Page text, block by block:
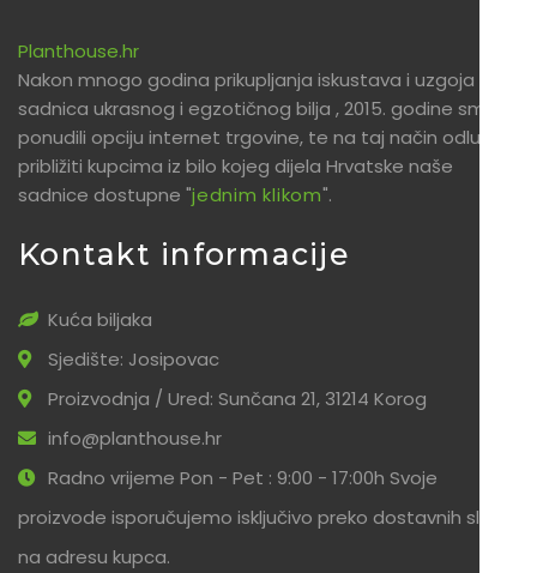
Planthouse.hr
Nakon mnogo godina prikupljanja iskustava i uzgoja
sadnica ukrasnog i egzotičnog bilja , 2015. godine smo
ponudili opciju internet trgovine, te na taj način odlučili
približiti kupcima iz bilo kojeg dijela Hrvatske naše
sadnice dostupne "jednim klikom".
Kontakt informacije
Kuća biljaka
Sjedište: Josipovac
Proizvodnja / Ured: Sunčana 21, 31214 Korog
info@planthouse.hr
Radno vrijeme Pon - Pet : 9:00 - 17:00h Svoje
proizvode isporučujemo isključivo preko dostavnih službi
na adresu kupca.